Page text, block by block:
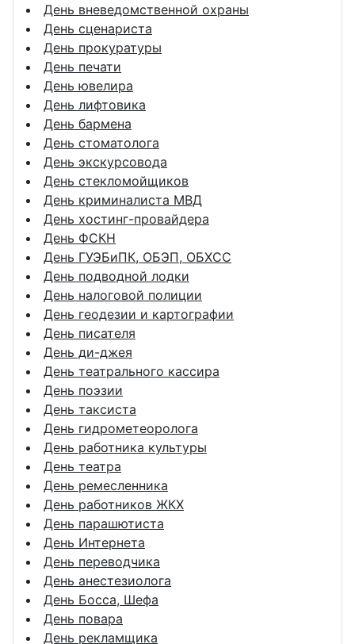
День вневедомственной охраны
День сценариста
День прокуратуры
День печати
День ювелира
День лифтовика
День бармена
День стоматолога
День экскурсовода
День стекломойщиков
День криминалиста МВД
День хостинг-провайдера
День ФСКН
День ГУЭБиПК, ОБЭП, ОБХСС
День подводной лодки
День налоговой полиции
День геодезии и картографии
День писателя
День ди-джея
День театрального кассира
День поэзии
День таксиста
День гидрометеоролога
День работника культуры
День театра
День ремесленника
День работников ЖКХ
День парашютиста
День Интернета
День переводчика
День анестезиолога
День Босса, Шефа
День повара
День рекламщика